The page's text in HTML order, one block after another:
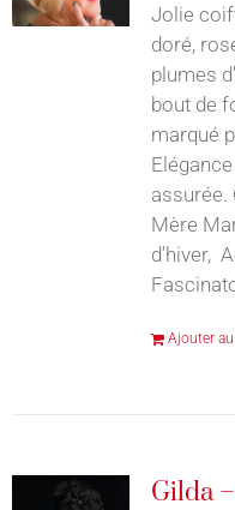
Jolie
doré,
plumes
bout de
marqué
assurée.
Mère
d’hiver,
Ajouter
Gilda